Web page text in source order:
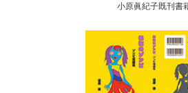
小原眞紀子既刊書